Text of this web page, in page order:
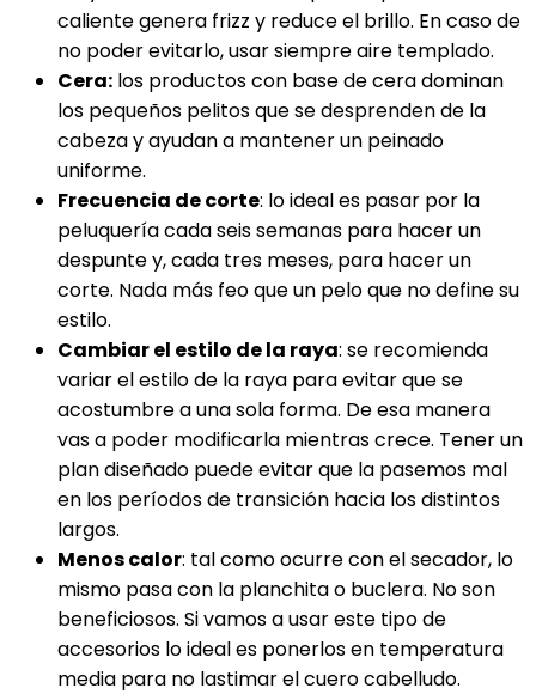
caliente genera frizz y reduce el brillo. En caso de
no poder evitarlo, usar siempre aire templado.
Cera: los productos con base de cera dominan
los pequeños pelitos que se desprenden de la
cabeza y ayudan a mantener un peinado
uniforme.
Frecuencia de corte: lo ideal es pasar por la
peluquería cada seis semanas para hacer un
despunte y, cada tres meses, para hacer un
corte. Nada más feo que un pelo que no define su
estilo.
Cambiar el estilo de la raya: se recomienda
variar el estilo de la raya para evitar que se
acostumbre a una sola forma. De esa manera
vas a poder modificarla mientras crece. Tener un
plan diseñado puede evitar que la pasemos mal
en los períodos de transición hacia los distintos
largos.
Menos calor: tal como ocurre con el secador, lo
mismo pasa con la planchita o buclera. No son
beneficiosos. Si vamos a usar este tipo de
accesorios lo ideal es ponerlos en temperatura
media para no lastimar el cuero cabelludo.